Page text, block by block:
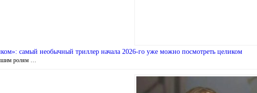
самый необычный триллер начала 2026-го уже можно посмотреть целиком
ролям …